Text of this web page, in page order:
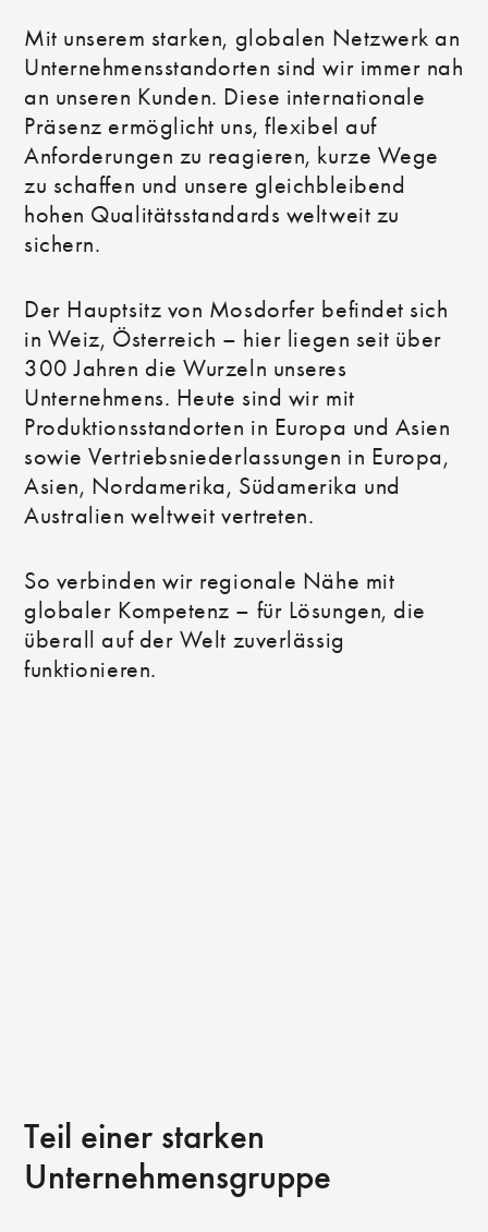
Mit unserem starken, globalen Netzwerk an
Unternehmensstandorten sind wir immer nah
an unseren Kunden. Diese internationale
Präsenz ermöglicht uns, flexibel auf
Anforderungen zu reagieren, kurze Wege
zu schaffen und unsere gleichbleibend
hohen Qualitätsstandards weltweit zu
sichern.
Der Hauptsitz von Mosdorfer befindet sich
in Weiz, Österreich – hier liegen seit über
300 Jahren die Wurzeln unseres
Unternehmens. Heute sind wir mit
Produktionsstandorten in Europa und Asien
sowie Vertriebsniederlassungen in Europa,
Asien, Nordamerika, Südamerika und
Australien weltweit vertreten.
So verbinden wir regionale Nähe mit
globaler Kompetenz – für Lösungen, die
überall auf der Welt zuverlässig
funktionieren.
Teil einer starken
Unternehmensgruppe